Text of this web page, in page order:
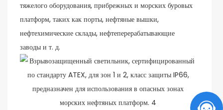
тяжелого оборудования, прибрежных и морских буровых
платформ, таких как порты, нефтяные вышки,
нефтехимические склады, нефтеперерабатывающие
заводы и т. д.